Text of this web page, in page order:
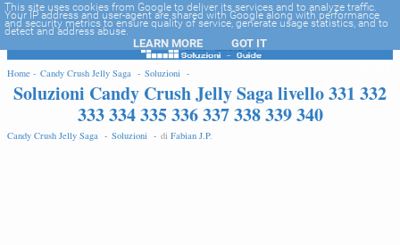
-->
Home - Candy Crush Jelly Saga - Soluzioni -
Soluzioni Candy Crush Jelly Saga livello 331 332
333 334 335 336 337 338 339 340
Candy Crush Jelly Saga - Soluzioni - di Fabian J.P.
EDIT
This site uses cookies from Google to deliver its services and to analyze traffic.
Your IP address and user-agent are shared with Google along with performance
and security metrics to ensure quality of service, generate usage statistics, and to
detect and address abuse.
LEARN MORE GOT IT